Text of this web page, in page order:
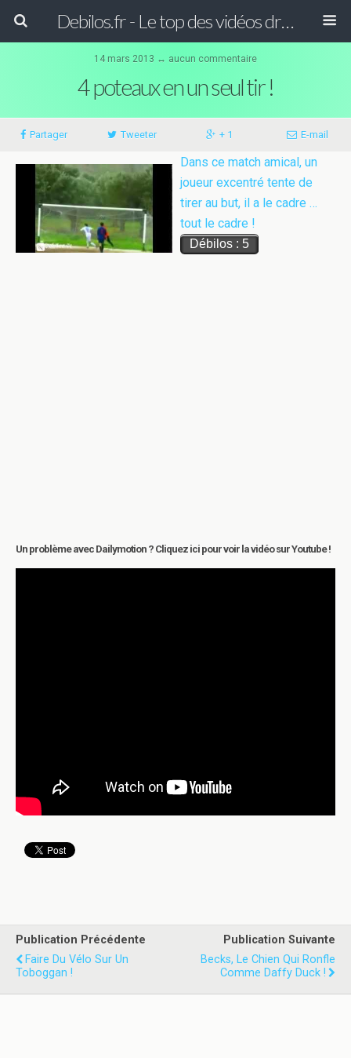
Debilos.fr - Le top des vidéos drôles du WEB !
14 mars 2013 ↔ aucun commentaire
4 poteaux en un seul tir !
Partager Tweeter + 1 E-mail
Dans ce match amical, un
joueur excentré tente de
tirer au but, il a le cadre …
tout le cadre !
Un problème avec Dailymotion ? Cliquez ici pour voir la vidéo sur Youtube !
Publication Précédente
Faire Du Vélo Sur Un
Toboggan !
Publication Suivante
Becks, Le Chien Qui Ronfle
Comme Daffy Duck !